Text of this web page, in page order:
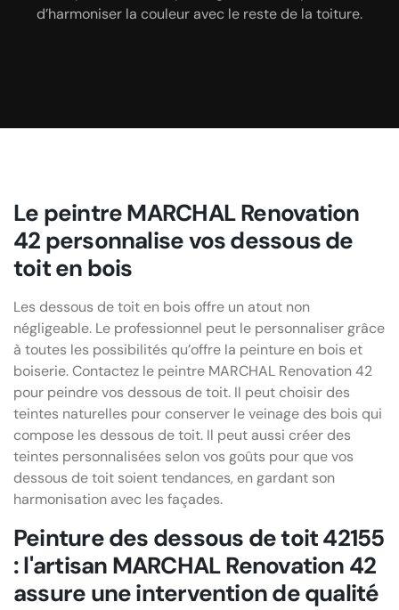
d’harmoniser la couleur avec le reste de la toiture.
MARCHAL Renovation 42.
Renovation 42 par téléphone ou par email.
Le peintre MARCHAL Renovation
42 personnalise vos dessous de
toit en bois
Les dessous de toit en bois offre un atout non
négligeable. Le professionnel peut le personnaliser grâce
à toutes les possibilités qu’offre la peinture en bois et
boiserie. Contactez le peintre MARCHAL Renovation 42
pour peindre vos dessous de toit. Il peut choisir des
teintes naturelles pour conserver le veinage des bois qui
compose les dessous de toit. Il peut aussi créer des
teintes personnalisées selon vos goûts pour que vos
dessous de toit soient tendances, en gardant son
harmonisation avec les façades.
Peinture des dessous de toit 42155
: l'artisan MARCHAL Renovation 42
assure une intervention de qualité